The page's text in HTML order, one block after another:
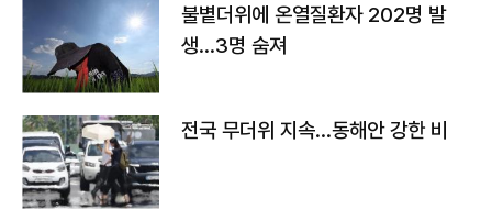
불볕더위에 온열질환자 202명 발
생…3명 숨져
전국 무더위 지속…동해안 강한 비